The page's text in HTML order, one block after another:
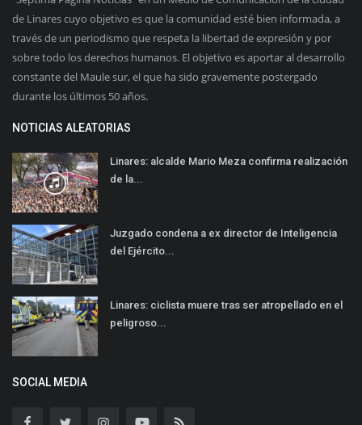
de Linares cuyo objetivo es que la comunidad esté bien informada, a
través de un periodismo que respeta la libertad de expresión y por
sobre todo los derechos humanos. El objetivo es aportar al desarrollo
constante del Maule sur, el que ha sido gravemente postergado
durante los últimos 50 años.
NOTICIAS ALEATORIAS
Linares: alcalde Mario Meza confirma realización
de la...
Juzgado condena a ex director de Inteligencia
del Ejército...
Linares: ciclista muere tras ser atropellado en el
peligroso...
SOCIAL MEDIA